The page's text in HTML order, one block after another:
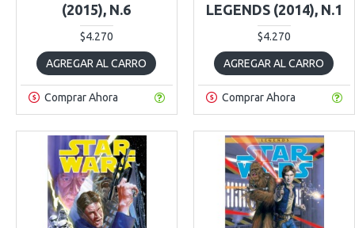
(2015), N.6
$4.270
AGREGAR AL CARRO
Comprar Ahora
LEGENDS (2014), N.1
$4.270
AGREGAR AL CARRO
Comprar Ahora